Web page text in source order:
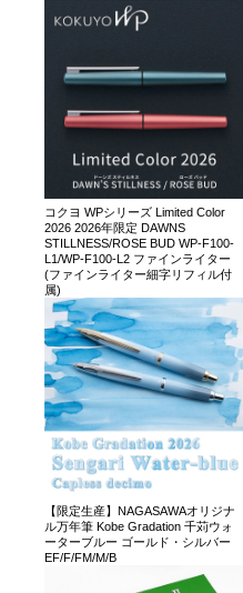
コクヨ WPシリーズ Limited Color
2026 2026年限定 DAWNS
STILLNESS/ROSE BUD WP-F100-
L1/WP-F100-L2 ファインライター
(ファインライター細字リフィル付
属)
【限定生産】NAGASAWAオリジナ
ル万年筆 Kobe Gradation 千苅ウォ
ーターブルー ゴールド・シルバー
EF/F/FM/M/B